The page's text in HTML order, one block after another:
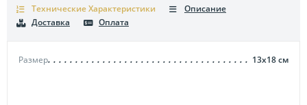
Технические Характеристики
Размер 13х18см
Описание
Доставка
Оплата